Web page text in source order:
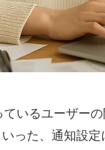
いるユーザーの
いった、通知設